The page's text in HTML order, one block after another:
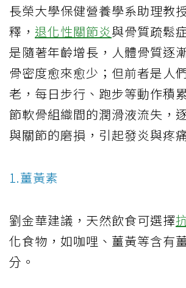
長榮大學保健營養學系助理教
釋， 退化性關節炎與骨質疏鬆
是隨著年齡增長，人體骨質逐
骨密度愈來愈少；但前者是人
老，每日步行、跑步等動作積
節軟骨組織間的潤滑液流失，
與關節的磨損，引起發炎與疼
1.薑黃素
劉金華建議，天然飲食可選擇
化食物，如咖哩、薑黃等含有
分。